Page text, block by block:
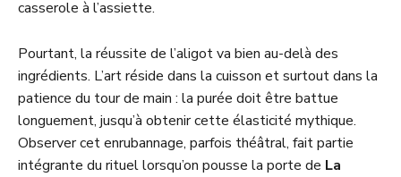
casserole à l’assiette.
Pourtant, la réussite de l’aligot va bien au-delà des
ingrédients. L’art réside dans la cuisson et surtout dans la
patience du tour de main : la purée doit être battue
longuement, jusqu’à obtenir cette élasticité mythique.
Observer cet enrubannage, parfois théâtral, fait partie
intégrante du rituel lorsqu’on pousse la porte de La